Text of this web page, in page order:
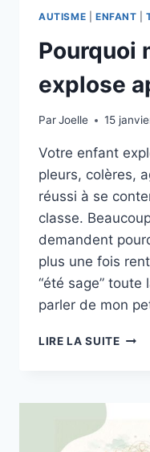
AUTISME ENFANT |
Pourquoi
explose
ParJoelle 15
Votre enfant
pleurs, colères,
réussi à se
classe.
demandent
plus une fois
“été sage” toute
parler de mon
LIRE LA SUITE
?